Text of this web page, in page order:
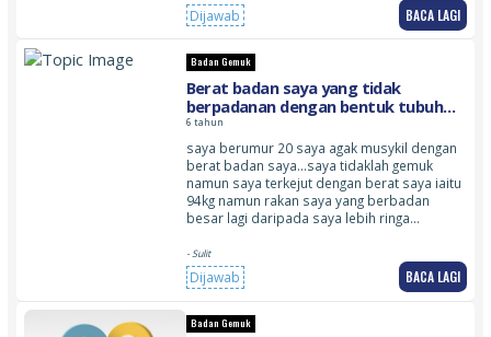
Dijawab BACA LAGI
Badan Gemuk
Berat badan saya yang tidak
berpadanan dengan bentuk tubuh
saya
6 tahun
saya berumur 20 saya agak musykil dengan
berat badan saya…saya tidaklah gemuk
namun saya terkejut dengan berat saya iaitu
94kg namun rakan saya yang berbadan
besar lagi daripada saya lebih ringa…
- Sulit
Dijawab BACA LAGI
Badan Gemuk